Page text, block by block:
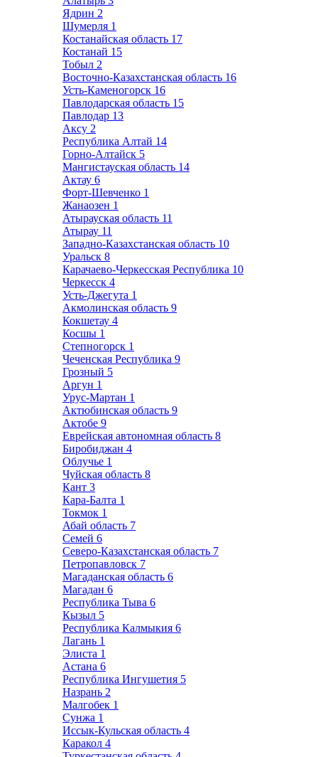
Ядрин 2
Шумерля 1
Костанайская область 17
Костанай 15
Тобыл 2
Восточно-Казахстанская область 16
Усть-Каменогорск 16
Павлодарская область 15
Павлодар 13
Аксу 2
Республика Алтай 14
Горно-Алтайск 5
Мангистауская область 14
Актау 6
Форт-Шевченко 1
Жанаозен 1
Атырауская область 11
Атырау 11
Западно-Казахстанская область 10
Уральск 8
Карачаево-Черкесская Республика 10
Черкесск 4
Усть-Джегута 1
Акмолинская область 9
Кокшетау 4
Косшы 1
Степногорск 1
Чеченская Республика 9
Грозный 5
Аргун 1
Урус-Мартан 1
Актюбинская область 9
Актобе 9
Еврейская автономная область 8
Биробиджан 4
Облучье 1
Чуйская область 8
Кант 3
Кара-Балта 1
Токмок 1
Абай область 7
Семей 6
Северо-Казахстанская область 7
Петропавловск 7
Магаданская область 6
Магадан 6
Республика Тыва 6
Кызыл 5
Республика Калмыкия 6
Лагань 1
Элиста 1
Астана 6
Республика Ингушетия 5
Назрань 2
Малгобек 1
Сунжа 1
Иссык-Кульская область 4
Каракол 4